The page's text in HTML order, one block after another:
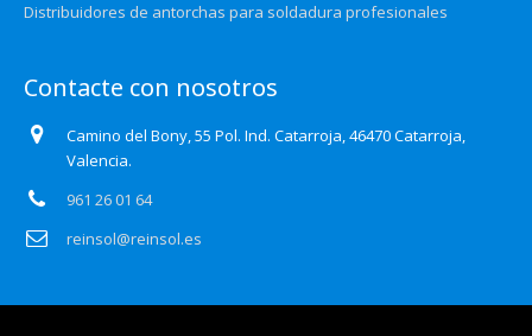
Distribuidores de antorchas para soldadura profesionales
Contacte con nosotros
Camino del Bony, 55 Pol. Ind. Catarroja, 46470 Catarroja,
Valencia.
961 26 01 64
reinsol@reinsol.es